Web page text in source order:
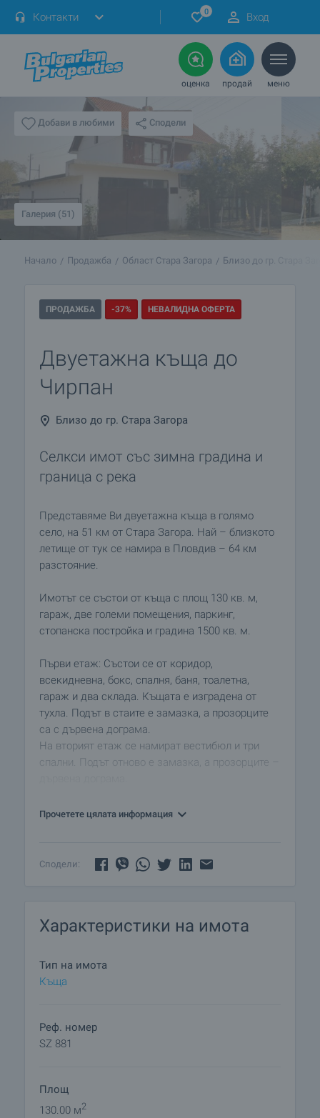
Контакти 0 Вход
оценка продай меню
Добави в любими Сподели
Галерия (51)
Начало Продажба Област Стара Загора Близо до гр. Стара
ПРОДАЖБА -37% НЕВАЛИДНА ОФЕРТА
Двуетажна къща до
Чирпан
Близо до гр. Стара Загора
Селкси имот със зимна градина и
граница с река
Представяме Ви двуетажна къща в голямо
село, на 51 км от Стара Загора. Най – близкото
летище от тук се намира в Пловдив – 64 км
разстояние.
Имотът се състои от къща с площ 130 кв. м,
гараж, две големи помещения, паркинг,
стопанска постройка и градина 1500 кв. м.
Първи етаж: Състои се от коридор,
всекидневна, бокс, спалня, баня, тоалетна,
гараж и два склада. Къщата е изградена от
тухла. Подът в стаите е замазка, а прозорците
са с дървена дограма.
На вторият етаж се намират вестибюл и три
спални. Подът отново е замазка, а прозорците –
Градината е засадена с овошки и асма. Налице
със септична яма. Пътят е достъпен
Селото предлага магазини, кафене, училище,
граничи с малка река, а районът тук е подходящ
за лов, риболов и развитие на селски туризъм.
Прочетете цялата информация
Сподели:
Характеристики на имота
Тип на имота
Къща
Реф. номер
SZ 881
Площ
130.00 м2